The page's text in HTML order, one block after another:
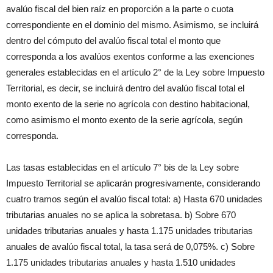
avalúo fiscal del bien raíz en proporción a la parte o cuota
correspondiente en el dominio del mismo. Asimismo, se incluirá
dentro del cómputo del avalúo fiscal total el monto que
corresponda a los avalúos exentos conforme a las exenciones
generales establecidas en el artículo 2° de la Ley sobre Impuesto
Territorial, es decir, se incluirá dentro del avalúo fiscal total el
monto exento de la serie no agrícola con destino habitacional,
como asimismo el monto exento de la serie agrícola, según
corresponda.
Las tasas establecidas en el artículo 7° bis de la Ley sobre
Impuesto Territorial se aplicarán progresivamente, considerando
cuatro tramos según el avalúo fiscal total: a) Hasta 670 unidades
tributarias anuales no se aplica la sobretasa. b) Sobre 670
unidades tributarias anuales y hasta 1.175 unidades tributarias
anuales de avalúo fiscal total, la tasa será de 0,075%. c) Sobre
1.175 unidades tributarias anuales y hasta 1.510 unidades